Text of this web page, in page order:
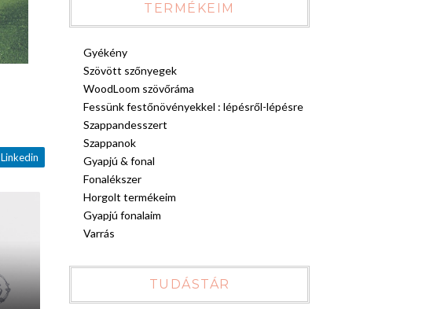
Linkedin
TERMÉKEIM
Gyékény
Szövött szőnyegek
WoodLoom szövőráma
Fessünk festőnövényekkel : lépésről-lépésre
Szappandesszert
Szappanok
Gyapjú & fonal
Fonalékszer
Horgolt termékeim
Gyapjú fonalaim
Varrás
TUDÁSTÁR